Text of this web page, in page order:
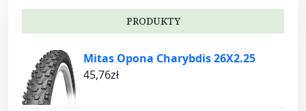
PRODUKTY
Mitas Opona Charybdis 26X2.25
45,76zł